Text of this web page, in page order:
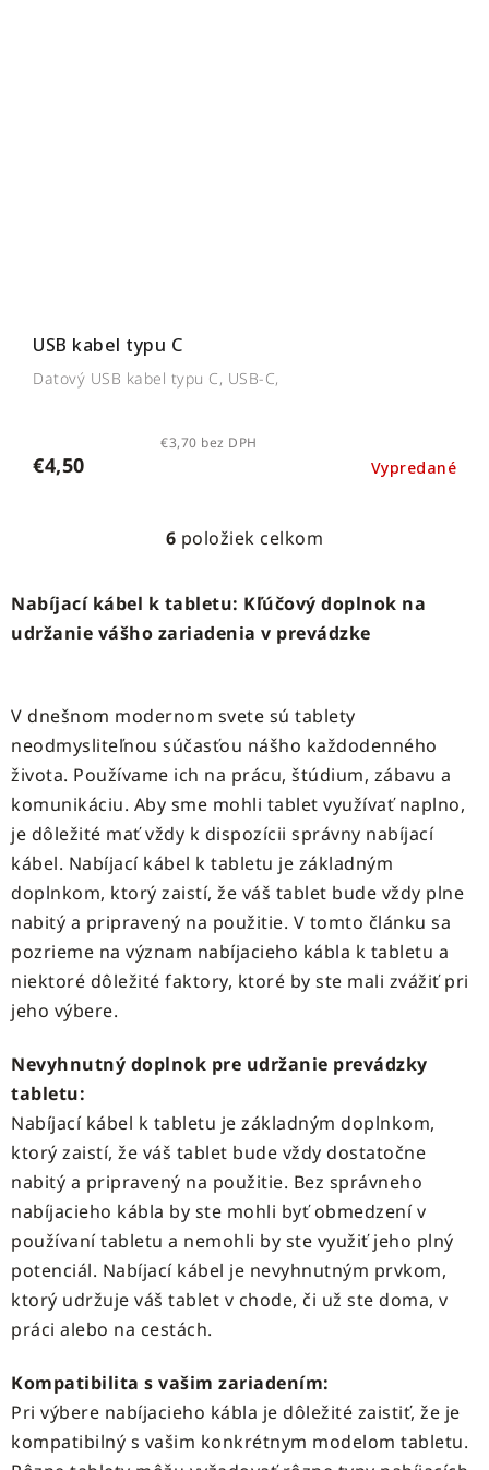
USB kabel typu C
Vypredané
€3,70 bez DPH
€4,50
Datový USB kabel typu C, USB-C,
O
l
á
d
i
e
p
r
v
k
y
v
ý
p
i
s
6 položiek celkom
Nabíjací kábel k tabletu: Kľúčový doplnok na
udržanie vášho zariadenia v prevádzke
V dnešnom modernom svete sú tablety
neodmysliteľnou súčasťou nášho každodenného
života. Používame ich na prácu, štúdium, zábavu a
komunikáciu. Aby sme mohli tablet využívať naplno,
je dôležité mať vždy k dispozícii správny nabíjací
kábel. Nabíjací kábel k tabletu je základným
doplnkom, ktorý zaistí, že váš tablet bude vždy plne
nabitý a pripravený na použitie. V tomto článku sa
pozrieme na význam nabíjacieho kábla k tabletu a
niektoré dôležité faktory, ktoré by ste mali zvážiť pri
jeho výbere.
Nevyhnutný doplnok pre udržanie prevádzky
tabletu:
Nabíjací kábel k tabletu je základným doplnkom,
ktorý zaistí, že váš tablet bude vždy dostatočne
nabitý a pripravený na použitie. Bez správneho
nabíjacieho kábla by ste mohli byť obmedzení v
používaní tabletu a nemohli by ste využiť jeho plný
potenciál. Nabíjací kábel je nevyhnutným prvkom,
ktorý udržuje váš tablet v chode, či už ste doma, v
práci alebo na cestách.
Kompatibilita s vašim zariadením:
Pri výbere nabíjacieho kábla je dôležité zaistiť, že je
kompatibilný s vašim konkrétnym modelom tabletu.